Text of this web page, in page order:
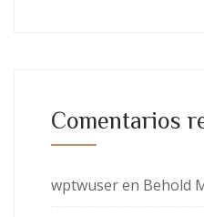
Comentarios
wptwuseren Behold